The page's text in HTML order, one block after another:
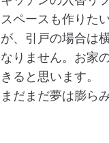
スペースも作りた
が、引戸の場合は
なりません。お家
きると思います。
まだまだ夢は膨ら